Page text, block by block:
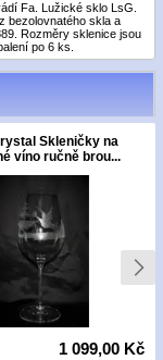
Fa. Lužické sklo LsG.
bezolovnatého skla a
Rozměry sklenice jsou
po 6 ks.
Skleničky na
víno ručně brou...
1 099,00 Kč